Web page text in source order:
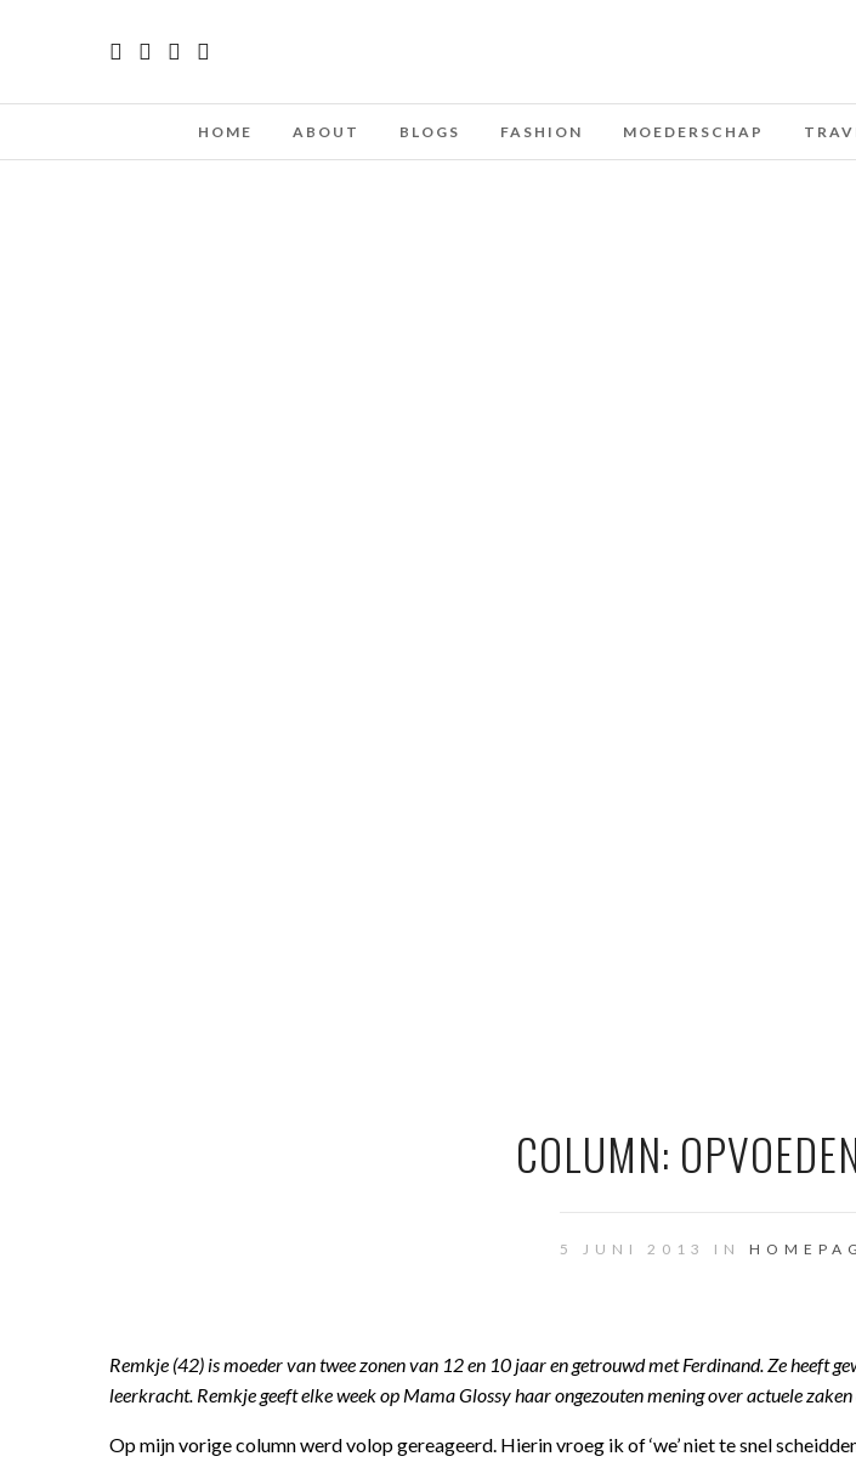
HOME ABOUT BLOGS FASHION MOEDERSCHAP
COLUMN:
5 JUNI 2013 IN
Remkje (42) is moeder van twee zonen van 12 en 10 jaar en getrouwd met Ferdinand. Ze heeft
leerkracht. Remkje geeft elke week op Mama Glossy haar ongezouten mening over actuele
Op mijn vorige column werd volop gereageerd. Hierin vroeg ik of ‘we’ niet te snel